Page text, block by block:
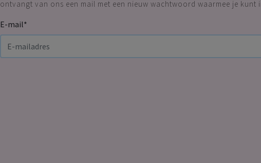
ontvangt van ons een mail met een nieuw wachtwoord waarmee je kunt
E-mail*